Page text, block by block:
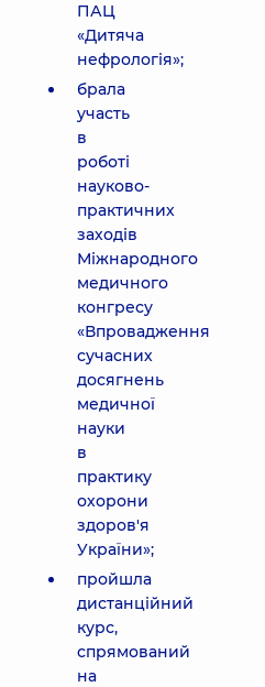
ПАЦ
«Дитяча
нефрологія»;
брала
участь
в
роботі
науково-
практичних
заходів
Міжнародного
медичного
конгресу
«Впровадження
сучасних
досягнень
медичної
науки
в
практику
охорони
здоров'я
України»;
пройшла
дистанційний
курс,
спрямований
на